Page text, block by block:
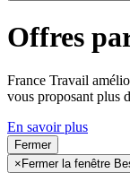
Offres
France Travail
vous proposant plus
En savoir plus
Fermer
× Fermer la fenêtre